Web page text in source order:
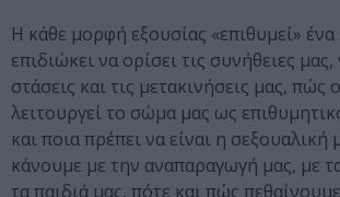
Η κάθε μορφή εξουσίας «επιθυμεί»
επιδιώκει να ορίσει τις συνήθειες μας,
στάσεις και τις μετακινήσεις μας, πώς
λειτουργεί το σώμα μας ως
και ποια πρέπει να είναι η σεξουαλική
κάνουμε με την αναπαραγωγή μας, με
τα παιδιά μας, πότε και πώς